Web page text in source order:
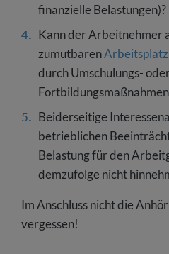
finanzielle Belastungen)?
Kann der Arbeitnehmer
zumutbarenArbeitsplatz
durch Umschulungs-
Beiderseitige
betrieblichen
Belastung für den
demzufolge nicht
Im Anschluss nicht die
vergessen!